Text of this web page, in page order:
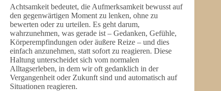
Achtsamkeit bedeutet, die Aufmerksamkeit bewusst auf
den gegenwärtigen Moment zu lenken, ohne zu
bewerten oder zu urteilen. Es geht darum,
wahrzunehmen, was gerade ist – Gedanken, Gefühle,
Körperempfindungen oder äußere Reize – und dies
einfach anzunehmen, statt sofort zu reagieren. Diese
Haltung unterscheidet sich vom normalen
Alltagserleben, in dem wir oft gedanklich in der
Vergangenheit oder Zukunft sind und automatisch auf
Situationen reagieren.